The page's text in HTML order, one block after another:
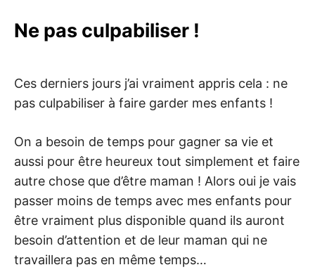
Ne pas culpabiliser !
Ces derniers jours j’ai vraiment appris cela : ne
pas culpabiliser à faire garder mes enfants !
On a besoin de temps pour gagner sa vie et
aussi pour être heureux tout simplement et faire
autre chose que d’être maman ! Alors oui je vais
passer moins de temps avec mes enfants pour
être vraiment plus disponible quand ils auront
besoin d’attention et de leur maman qui ne
travaillera pas en même temps…